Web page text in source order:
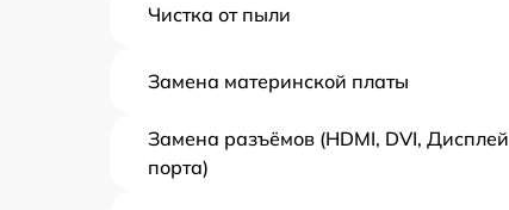
Чистка от пыли
Замена материнской платы
Замена разъёмов (HDMI, DVI, Дисплей
порта)